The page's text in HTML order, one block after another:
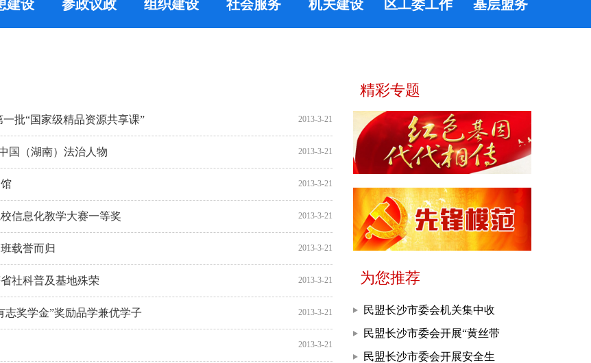
建设 参政议政 组织建设 社会服务 机关建设 区工委工作 基层盟务
2013-3-21
批“国家级精品资源共享课”
2013-3-21
国（湖南）法治人物
2013-3-21
2013-3-21
信息化教学大赛一等奖
2013-3-21
载誉而归
2013-3-21
社科普及基地殊荣
2013-3-21
奖学金”奖励品学兼优学子
2013-3-21
精彩专题
为您推荐
民盟长沙市委会机关集中收
看庆祝中国共产党成立105周
年大会
民盟长沙市委会开展“黄丝带
帮教”活动
民盟长沙市委会开展安全生